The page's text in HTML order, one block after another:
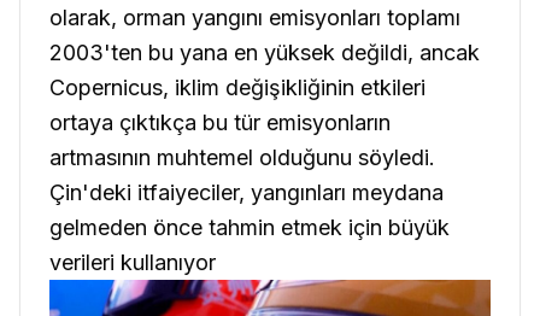
olarak, orman yangını emisyonları toplamı
2003'ten bu yana en yüksek değildi, ancak
Copernicus, iklim değişikliğinin etkileri
ortaya çıktıkça bu tür emisyonların
artmasının muhtemel olduğunu söyledi.
Çin'deki itfaiyeciler, yangınları meydana
gelmeden önce tahmin etmek için büyük
verileri kullanıyor